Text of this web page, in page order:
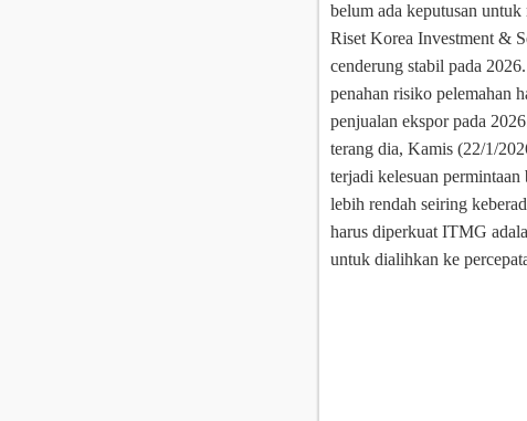
belum ada keputusan
Riset Korea Investment &
cenderung stabil pada
penahan risiko pelemahan
penjualan ekspor pada
terang dia, Kamis (22/1/
terjadi kelesuan
lebih rendah seiring
harus diperkuat ITMG
untuk dialihkan ke